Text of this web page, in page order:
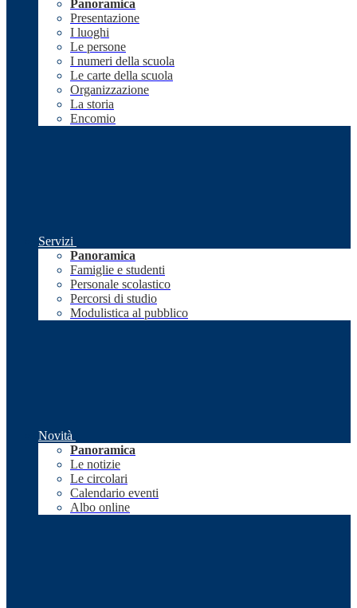
Panoramica
Presentazione
I luoghi
Le persone
I numeri della scuola
Le carte della scuola
Organizzazione
La storia
Encomio
Servizi
Panoramica
Famiglie e studenti
Personale scolastico
Percorsi di studio
Modulistica al pubblico
Novità
Panoramica
Le notizie
Le circolari
Calendario eventi
Albo online